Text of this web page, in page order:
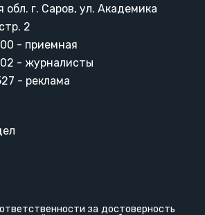
обл. г. Саров, ул. Академика
2
- приемная
- журналисты
- реклама
за достоверность